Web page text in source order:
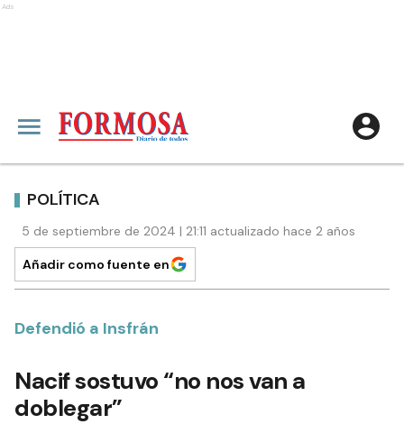
Ads
POLÍTICA
5 de septiembre de 2024 | 21:11 actualizado hace 2 años
Añadir como fuente en
Defendió a Insfrán
Nacif sostuvo “no nos van a
doblegar”